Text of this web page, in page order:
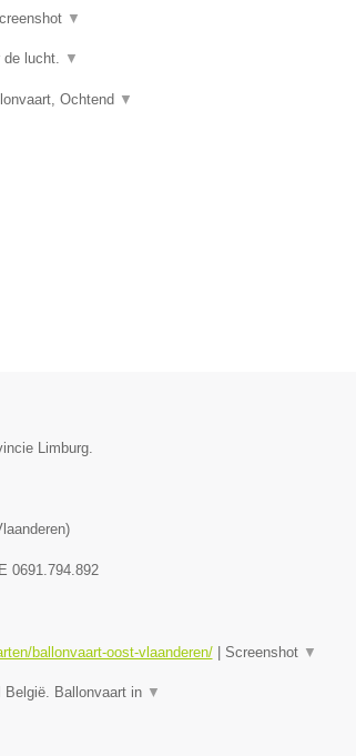
▼
de lucht. ▼
Ochtend ▼
Limburg.
)
0691.794.892
ballonvaart-oost-vlaanderen/| Screenshot ▼
België. Ballonvaart in ▼